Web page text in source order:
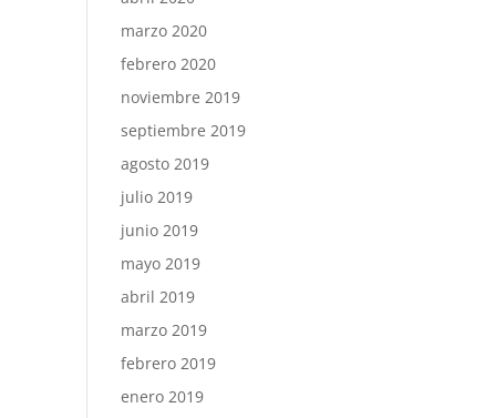
marzo 2020
febrero 2020
noviembre 2019
septiembre 2019
agosto 2019
julio 2019
junio 2019
mayo 2019
abril 2019
marzo 2019
febrero 2019
enero 2019